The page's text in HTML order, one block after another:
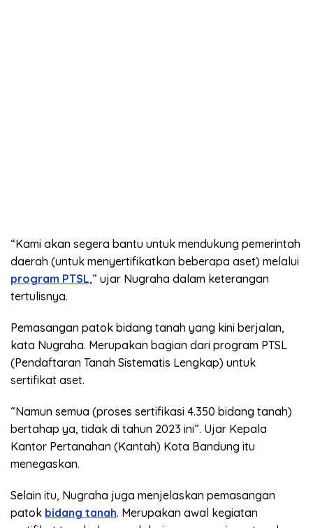
“Kami akan segera bantu untuk mendukung pemerintah
daerah (untuk menyertifikatkan beberapa aset) melalui
program PTSL,” ujar Nugraha dalam keterangan
tertulisnya.
Pemasangan patok bidang tanah yang kini berjalan,
kata Nugraha. Merupakan bagian dari program PTSL
(Pendaftaran Tanah Sistematis Lengkap) untuk
sertifikat aset.
“Namun semua (proses sertifikasi 4.350 bidang tanah)
bertahap ya, tidak di tahun 2023 ini”. Ujar Kepala
Kantor Pertanahan (Kantah) Kota Bandung itu
menegaskan.
Selain itu, Nugraha juga menjelaskan pemasangan
patok bidang tanah. Merupakan awal kegiatan